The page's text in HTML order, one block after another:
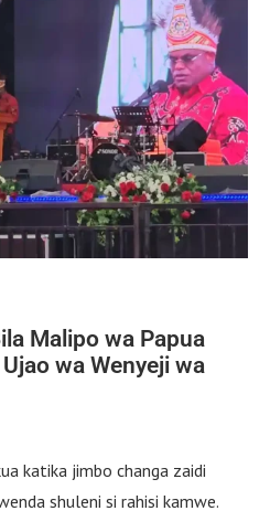
Malipo wa Papua
wa Wenyeji wa
katika jimbo changa zaidi
shuleni si rahisi kamwe.